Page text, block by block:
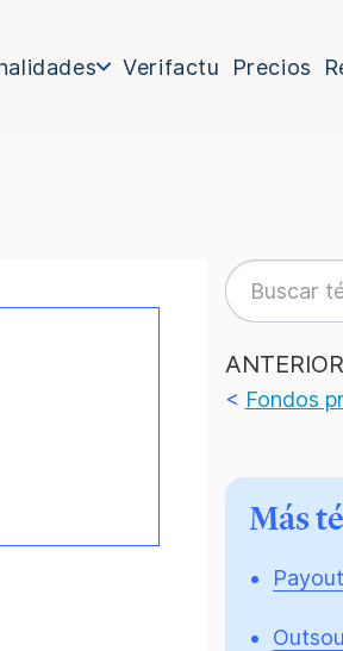
Verifactu Precios
ANTERIOR
< Fondos
Más
Payout